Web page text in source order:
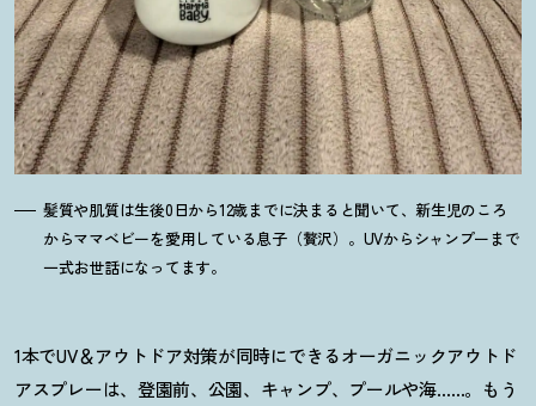
髪質や肌質は生後0日から12歳までに決まると聞いて、新生児のころ
からママベビーを愛用している息子（贅沢）。UVからシャンプーまで
一式お世話になってます。
1本でUV＆アウトドア対策が同時にできるオーガニックアウトド
アスプレーは、登園前、公園、キャンプ、プールや海……。もう